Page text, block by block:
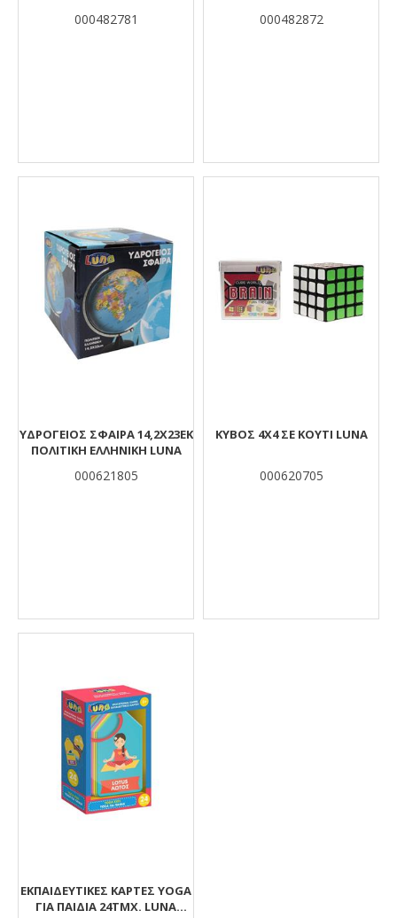
000482781 000482872
ΥΔΡΟΓΕΙΟΣ ΣΦΑΙΡΑ 14,2Χ23ΕΚ
ΠΟΛΙΤΙΚΗ ΕΛΛΗΝΙΚΗ LUNA
000621805
ΚΥΒΟΣ 4Χ4 ΣΕ ΚΟΥΤΙ LUNA
000620705
EΚΠΑΙΔΕΥΤΙΚΈΣ ΚΆΡΤΕΣ YOGA
ΓΙΑ ΠΑΙΔΙΆ 24ΤΜΧ. LUNA